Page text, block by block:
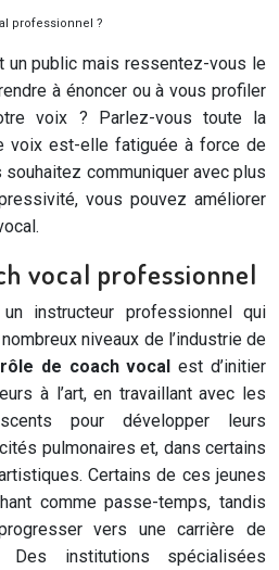
professionnel ?
un public mais ressentez-vous le
à énoncer ou à vous profiler
voix ? Parlez-vous toute la
voix est-elle fatiguée à force de
communiquer avec plus
vous pouvez améliorer
vocal professionnel
instructeur professionnel qui
niveaux de l’industrie de
rôle de coach vocal est d’initier
à l’art, en travaillant avec les
pour développer leurs
pulmonaires et, dans certains
Certains de ces jeunes
comme passe-temps, tandis
vers une carrière de
Des institutions spécialisées